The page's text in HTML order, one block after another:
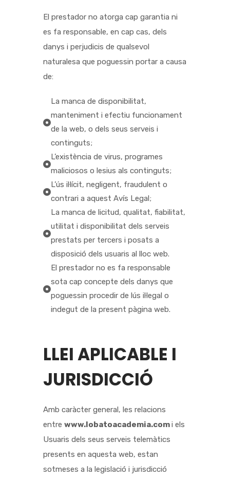
El prestador no atorga cap garantia ni
es fa responsable, en cap cas, dels
danys i perjudicis de qualsevol
naturalesa que poguessin portar a causa
de:
La manca de disponibilitat,
manteniment i efectiu funcionament
de la web, o dels seus serveis i
continguts;
L’existència de virus, programes
maliciosos o lesius als continguts;
L’ús il·lícit, negligent, fraudulent o
contrari a aquest Avís Legal;
La manca de licitud, qualitat, fiabilitat,
utilitat i disponibilitat dels serveis
prestats per tercers i posats a
disposició dels usuaris al lloc web.
El prestador no es fa responsable
sota cap concepte dels danys que
poguessin procedir de lús il·legal o
indegut de la present pàgina web.
LLEI APLICABLE I
JURISDICCIÓ
Amb caràcter general, les relacions
entre www.lobatoacademia.comi els
Usuaris dels seus serveis telemàtics
presents en aquesta web, estan
sotmeses a la legislació i jurisdicció